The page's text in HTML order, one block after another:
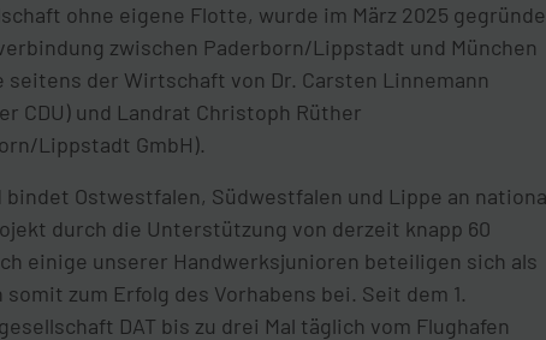
ohne eigene Flotte, wurde im März 2025
zwischen Paderborn/Lippstadt und München
der Wirtschaft von Dr. Carsten Linnemann
CDU) und Landrat Christoph Rüther
Lippstadt GmbH).
Ostwestfalen, Südwestfalen und Lippe an
durch die Unterstützung von derzeit knapp 60
einige unserer Handwerksjunioren beteiligen sich als
zum Erfolg des Vorhabens bei. Seit dem 1.
DAT bis zu drei Mal täglich vom Flughafen